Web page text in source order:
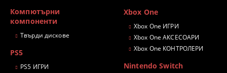
Компютърни
компоненти
Твърди дискове
PS5
PS5 ИГРИ
Xbox One
Xbox One ИГРИ
Xbox One АКСЕСОАРИ
Xbox One КОНТРОЛЕРИ
Nintendo Switch